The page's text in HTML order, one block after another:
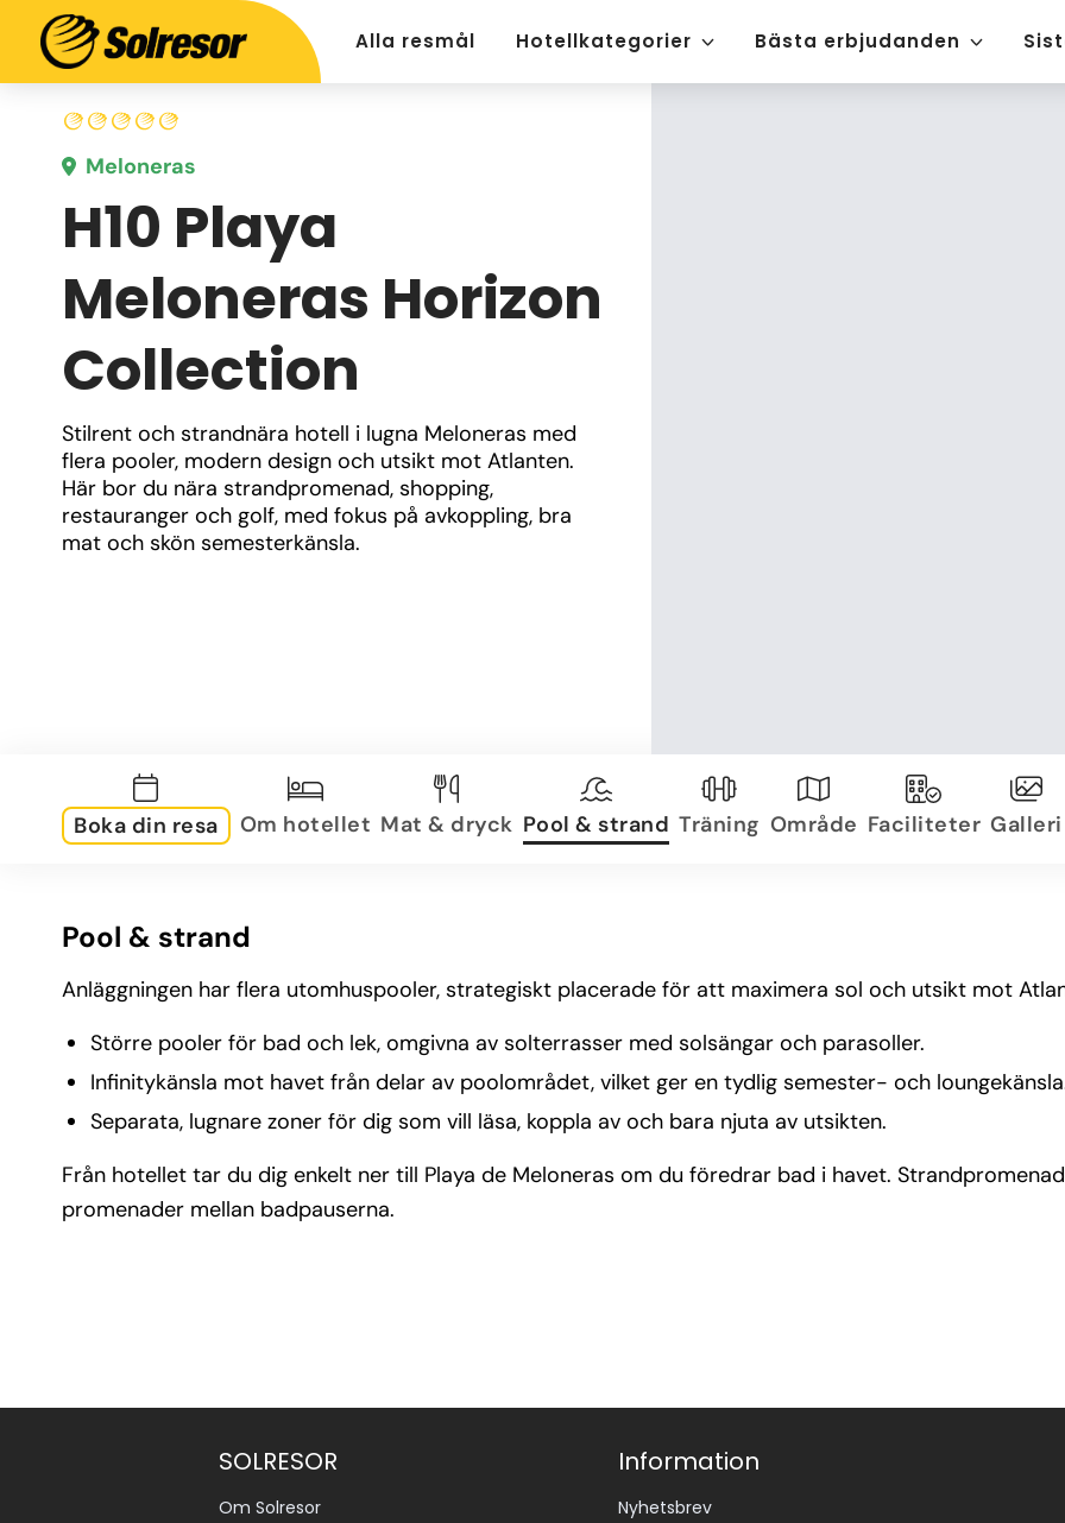
Alla resmål Hotellkategorier Bästa erbjudanden
Meloneras
H10 Playa
Meloneras Horizon
Collection
Stilrent och strandnära hotell i lugna Meloneras med
flera pooler, modern design och utsikt mot Atlanten.
Här bor du nära strandpromenad, shopping,
restauranger och golf, med fokus på avkoppling, bra
mat och skön semesterkänsla.
Boka din resa Om hotellet Mat & dryck Pool & strand Träning Område Faciliteter Galleri
Pool & strand
Anläggningen har flera utomhuspooler, strategiskt placerade för att maximera sol och utsikt mot
Större pooler för bad och lek, omgivna av solterrasser med solsängar och parasoller.
Infinitykänsla mot havet från delar av poolområdet, vilket ger en tydlig semester- och
Separata, lugnare zoner för dig som vill läsa, koppla av och bara njuta av utsikten.
Från hotellet tar du dig enkelt ner till Playa de Meloneras om du föredrar bad i havet.
promenader mellan badpauserna.
SOLRESOR
Om Solresor
Information
Nyhetsbrev